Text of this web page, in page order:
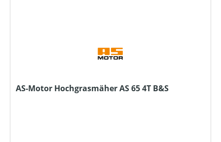
AS-Motor Hochgrasmäher AS 65 4T B&S